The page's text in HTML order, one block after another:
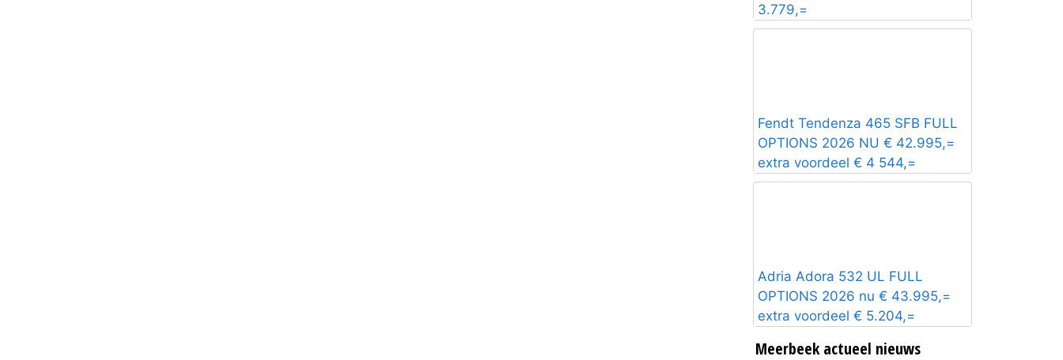
3.779,=
Fendt Tendenza 465 SFB FULL
OPTIONS 2026 NU € 42.995,=
extra voordeel € 4 544,=
Adria Adora 532 UL FULL
OPTIONS 2026 nu € 43.995,=
extra voordeel € 5.204,=
Meerbeek actueel nieuws